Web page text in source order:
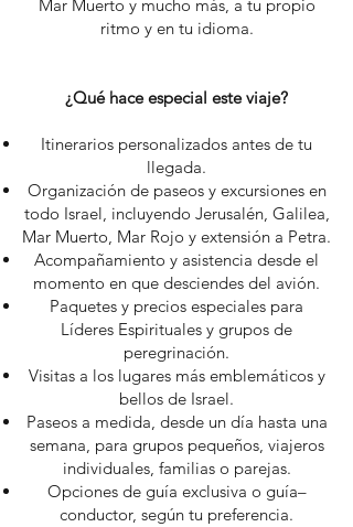
Mar Muerto y mucho más, a tu propio
ritmo y en tu idioma.
¿Qué hace especial este viaje?
Itinerarios personalizados antes de tu
llegada.
Organización de paseos y excursiones en
todo Israel, incluyendo Jerusalén, Galilea,
Mar Muerto, Mar Rojo y extensión a Petra.
Acompañamiento y asistencia desde el
momento en que desciendes del avión.
Paquetes y precios especiales para
Líderes Espirituales y grupos de
peregrinación.
Visitas a los lugares más emblemáticos y
bellos de Israel.
Paseos a medida, desde un día hasta una
semana, para grupos pequeños, viajeros
individuales, familias o parejas.
Opciones de guía exclusiva o guía–
conductor, según tu preferencia.